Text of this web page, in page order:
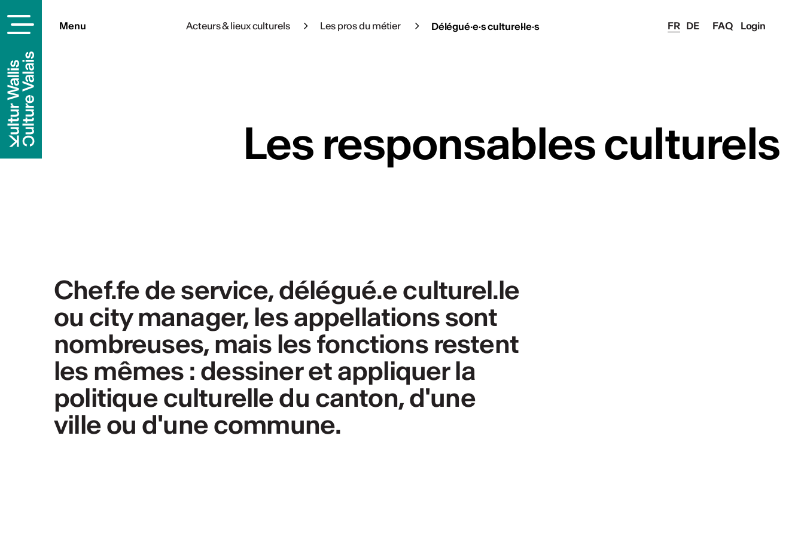
FAQ Login
Menu FR DE
Acteurs & lieux culturels Les pros du métier Délégué·e·s culturel·le·s
Les responsables culturels
Chef.fe de service, délégué.e culturel.le
ou city manager, les appellations sont
nombreuses, mais les fonctions restent
les mêmes : dessiner et appliquer la
politique culturelle du canton, d'une
ville ou d'une commune.